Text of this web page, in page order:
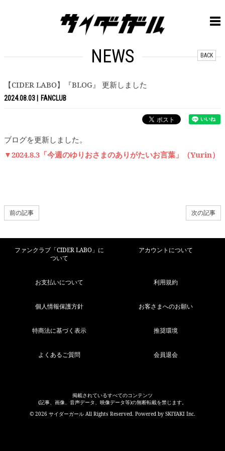
NEWS BACK
【CIDER LABO】『BLOG』 更新しました
2024.08.03 FANCLUB
ブログを更新しました。
▼2024.8.3「今週のゆりおさまのありがたいお言葉」（Yurin）
次の記事
前の記事
ファンクラブ「CIDER LABO」に
ついて
アカウントについて
お支払いについて 利用規約
個人情報保護方針 お客さまへのお願い
特商法に基づく表示 推奨環境
よくあるご質問 会員退会
掲載されているすべてのコンテンツ
(記事、画像、音声データ、映像データ等)の無断転載を禁じます。
© 2026 サイダーガール All Rights Reserved. Powered by SKIYAKI Inc.